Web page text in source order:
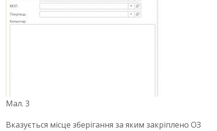
Мал. 3
Вказується місце зберігання за яким закріплено ОЗ